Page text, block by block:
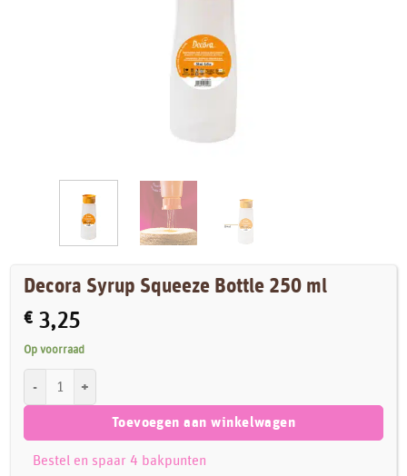
Decora Syrup Squeeze Bottle 250 ml
€ 3,25
Op voorraad
Toevoegen aan winkelwagen
Bestel en spaar 4 bakpunten